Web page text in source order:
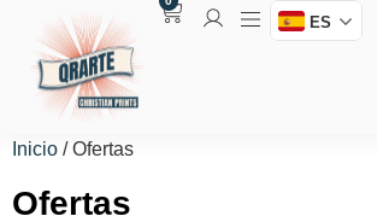
ES
Inicio / Ofertas
Ofertas